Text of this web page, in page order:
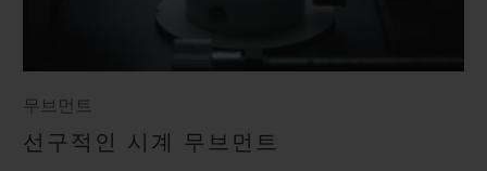
무브먼트
선구적인 시계 무브먼트